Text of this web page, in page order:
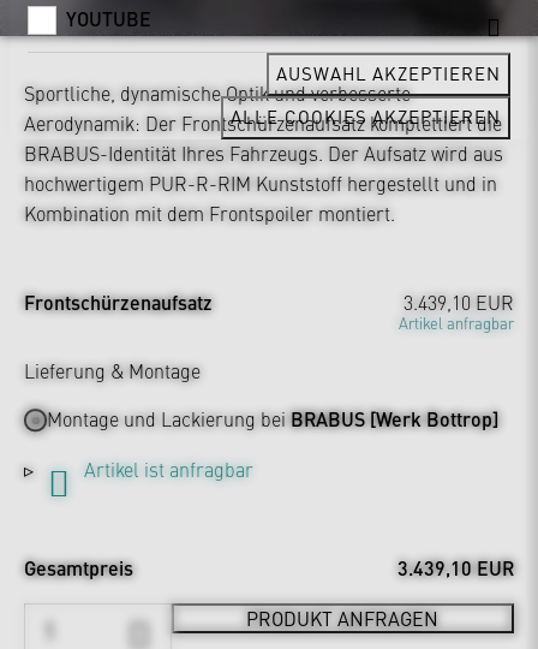
Sportliche, dynamische Optik und verbesserte
Aerodynamik: Der Frontschürzenaufsatz komplettiert die
BRABUS-Identität Ihres Fahrzeugs. Der Aufsatz wird aus
hochwertigem PUR-R-RIM Kunststoff hergestellt und in
Kombination mit dem Frontspoiler montiert.
Frontschürzenaufsatz 3.439,10 EUR
Artikel anfragbar
Lieferung & Montage
Montage und Lackierung beiBRABUS [Werk Bottrop]
Artikel ist anfragbar
Gesamtpreis 3.439,10 EUR
PRODUKT ANFRAGEN
YOUTUBE
AUSWAHL AKZEPTIEREN
ALLE COOKIES AKZEPTIEREN